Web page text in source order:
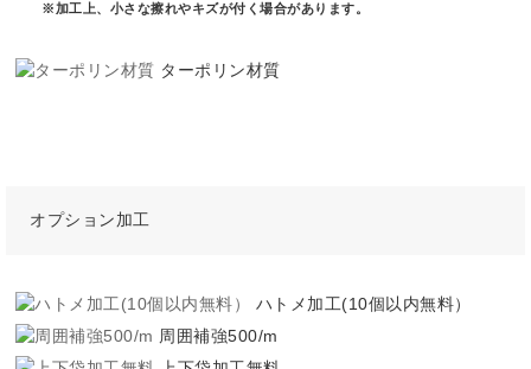
※加工上、小さな擦れやキズが付く場合があります。
ターポリン材質
オプション加工
ハトメ加工(10個以内無料）
周囲補強500/m